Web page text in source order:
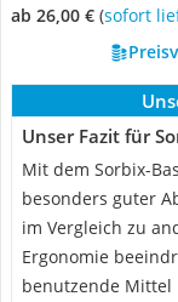
ab 26,00 € ( Sofort
Unser Fazit für
Mit dem Sorbix-
besonders guter
im Vergleich zu
Ergonomie
benutzende